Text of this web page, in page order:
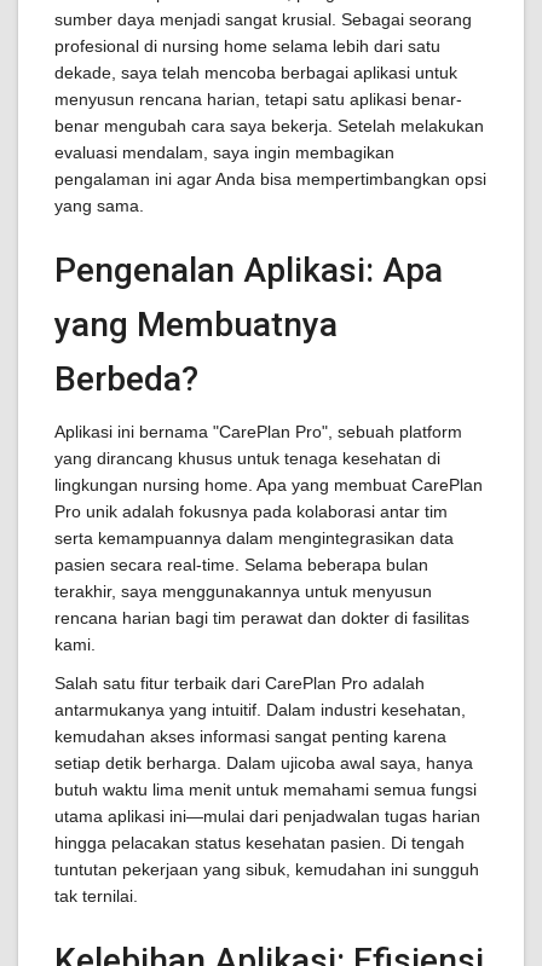
sumber daya menjadi sangat krusial. Sebagai seorang
profesional di nursing home selama lebih dari satu
dekade, saya telah mencoba berbagai aplikasi untuk
menyusun rencana harian, tetapi satu aplikasi benar-
benar mengubah cara saya bekerja. Setelah melakukan
evaluasi mendalam, saya ingin membagikan
pengalaman ini agar Anda bisa mempertimbangkan opsi
yang sama.
Pengenalan Aplikasi: Apa
yang Membuatnya
Berbeda?
Aplikasi ini bernama "CarePlan Pro", sebuah platform
yang dirancang khusus untuk tenaga kesehatan di
lingkungan nursing home. Apa yang membuat CarePlan
Pro unik adalah fokusnya pada kolaborasi antar tim
serta kemampuannya dalam mengintegrasikan data
pasien secara real-time. Selama beberapa bulan
terakhir, saya menggunakannya untuk menyusun
rencana harian bagi tim perawat dan dokter di fasilitas
kami.
Salah satu fitur terbaik dari CarePlan Pro adalah
antarmukanya yang intuitif. Dalam industri kesehatan,
kemudahan akses informasi sangat penting karena
setiap detik berharga. Dalam ujicoba awal saya, hanya
butuh waktu lima menit untuk memahami semua fungsi
utama aplikasi ini—mulai dari penjadwalan tugas harian
hingga pelacakan status kesehatan pasien. Di tengah
tuntutan pekerjaan yang sibuk, kemudahan ini sungguh
tak ternilai.